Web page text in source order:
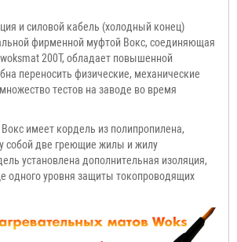
и силовой кабель (холодный конец)
фирменной муфтой Вокс, соединяющая
200T, обладает повышенной
переносить физические, механические
тестов на заводе во время
имеет кордель из полипропилена,
собой две греющие жилы и жилу
установлена дополнительная изоляция,
одного уровня защиты токопроводящих